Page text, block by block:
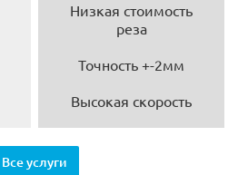
Низкая стоимость
реза
Точность +-2мм
Высокая скорость
Все услуги